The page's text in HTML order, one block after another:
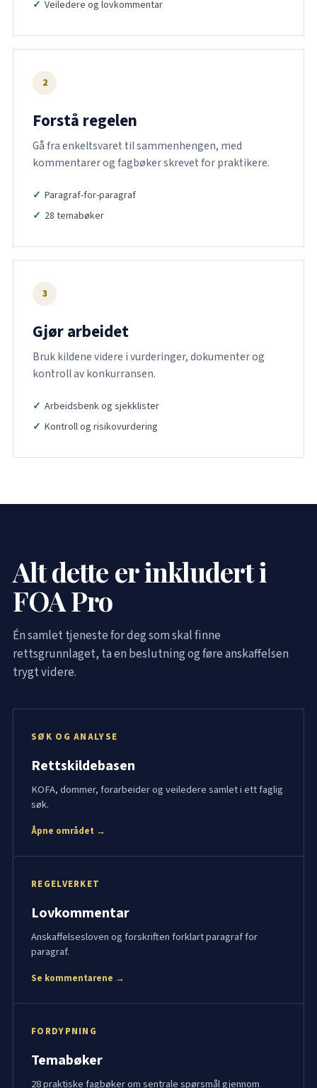
Veiledere og lovkommentar
2
Forstå regelen
Gå fra enkeltsvaret til sammenhengen, med
kommentarer og fagbøker skrevet for praktikere.
Paragraf-for-paragraf
28 temabøker
3
Gjør arbeidet
Bruk kildene videre i vurderinger, dokumenter og
kontroll av konkurransen.
Arbeidsbenk og sjekklister
Kontroll og risikovurdering
Alt dette er inkludert i
FOA Pro
Én samlet tjeneste for deg som skal finne
rettsgrunnlaget, ta en beslutning og føre anskaffelsen
trygt videre.
SØK OG ANALYSE
Rettskildebasen
KOFA, dommer, forarbeider og veiledere samlet i ett faglig
søk.
Åpne området →
REGELVERKET
Lovkommentar
Anskaffelsesloven og forskriften forklart paragraf for
paragraf.
Se kommentarene →
FORDYPNING
Temabøker
28 praktiske fagbøker om sentrale spørsmål gjennom